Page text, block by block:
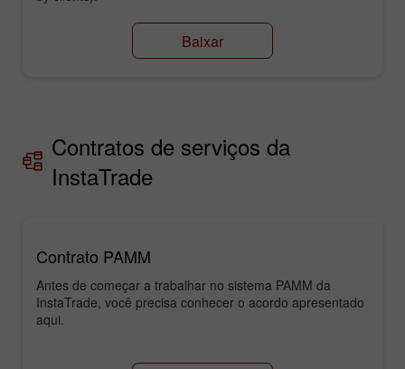
Baixar
Contratos de serviços da
InstaTrade
Contrato PAMM
Antes de começar a trabalhar no sistema PAMM da
InstaTrade, você precisa conhecer o acordo apresentado
aqui.